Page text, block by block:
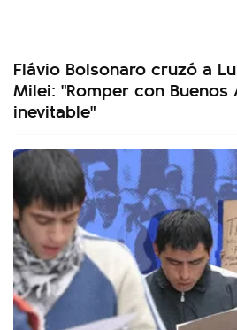
Flávio Bolsonaro cruzó a
Milei: "Romper con Buenos
inevitable"